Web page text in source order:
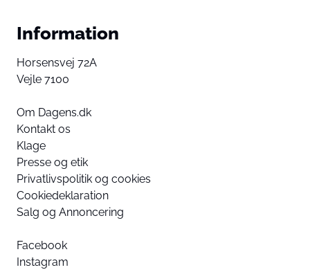
Information
Horsensvej 72A
Vejle 7100
Om Dagens.dk
Kontakt os
Klage
Presse og etik
Privatlivspolitik og cookies
Cookiedeklaration
Salg og Annoncering
Facebook
Instagram